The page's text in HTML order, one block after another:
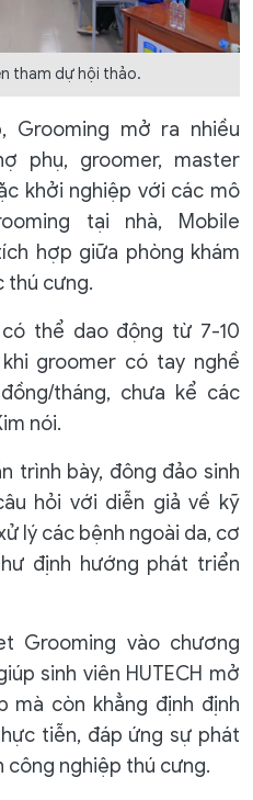
tham dự hội thảo.
Grooming mở ra nhiều
phụ, groomer, master
khởi nghiệp với các mô
tại nhà, Mobile
hợp giữa phòng khám
thú cưng.
thể dao động từ 7-10
groomer có tay nghề
tháng, chưa kể các
nói.
trình bày, đông đảo sinh
hỏi với diễn giả về kỹ
lý các bệnh ngoài da, cơ
định hướng phát triển
Grooming vào chương
sinh viên HUTECH mở
mà còn khẳng định định
tiễn, đáp ứng sự phát
công nghiệp thú cưng.